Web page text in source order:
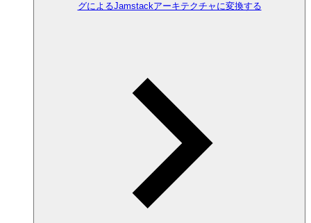
グによるJamstackアーキテクチャに変換する